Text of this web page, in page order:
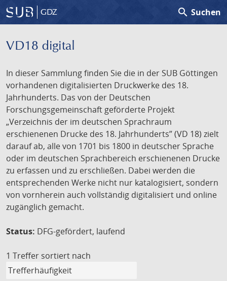
GDZ search Suchen
VD18 digital
In dieser Sammlung finden Sie die in der SUB Göttingen
vorhandenen digitalisierten Druckwerke des 18.
Jahrhunderts. Das von der Deutschen
Forschungsgemeinschaft geförderte Projekt
„Verzeichnis der im deutschen Sprachraum
erschienenen Drucke des 18. Jahrhunderts” (VD 18) zielt
darauf ab, alle von 1701 bis 1800 in deutscher Sprache
oder im deutschen Sprachbereich erschienenen Drucke
zu erfassen und zu erschließen. Dabei werden die
entsprechenden Werke nicht nur katalogisiert, sondern
von vornherein auch vollständig digitalisiert und online
zugänglich gemacht.
Status: DFG-gefördert, laufend
1 Treffer sortiert nach